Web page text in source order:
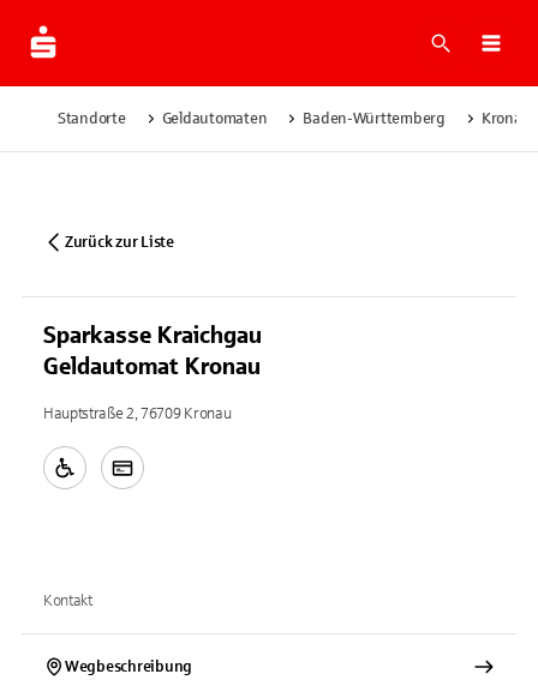
Suche
Standorte Geldautomaten Baden-Württemberg Kronau
Zurück zur Liste
Sparkasse Kraichgau
Geldautomat Kronau
Hauptstraße 2, 76709 Kronau
Kontakt
Wegbeschreibung